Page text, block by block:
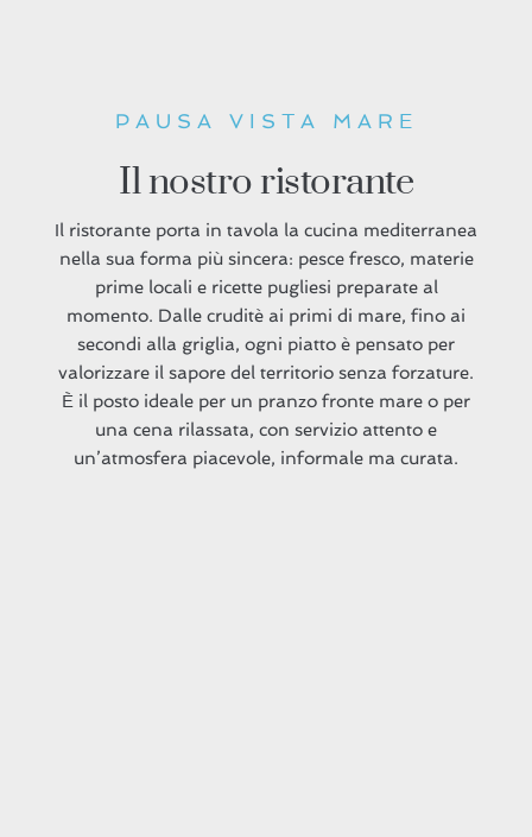
PAUSA VISTA MARE
Il nostro ristorante
Il ristorante porta in tavola la cucina mediterranea
nella sua forma più sincera: pesce fresco, materie
prime locali e ricette pugliesi preparate al
momento. Dalle cruditè ai primi di mare, fino ai
secondi alla griglia, ogni piatto è pensato per
valorizzare il sapore del territorio senza forzature.
È il posto ideale per un pranzo fronte mare o per
una cena rilassata, con servizio attento e
un’atmosfera piacevole, informale ma curata.